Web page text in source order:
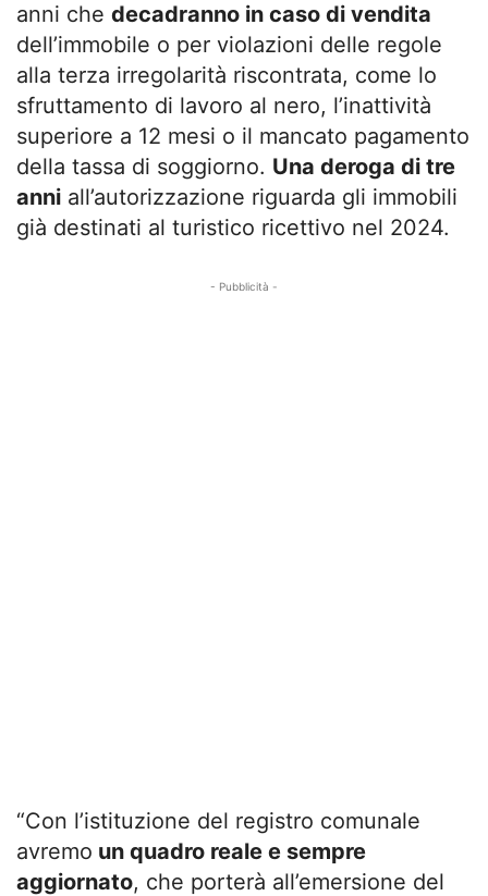
anni che decadranno in caso di vendita
dell’immobile o per violazioni delle regole
alla terza irregolarità riscontrata, come lo
sfruttamento di lavoro al nero, l’inattività
superiore a 12 mesi o il mancato pagamento
della tassa di soggiorno. Una deroga di tre
anni all’autorizzazione riguarda gli immobili
già destinati al turistico ricettivo nel 2024.
- Pubblicità -
“Con l’istituzione del registro comunale
avremo un quadro reale e sempre
aggiornato, che porterà all’emersione del